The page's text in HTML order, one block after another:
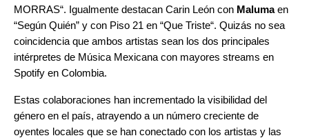
MORRAS“. Igualmente destacan Carin León con Malumaen
“Según Quién” y con Piso 21 en “Que Triste“. Quizás no sea
coincidencia que ambos artistas sean los dos principales
intérpretes de Música Mexicana con mayores streams en
Spotify en Colombia.
Estas colaboraciones han incrementado la visibilidad del
género en el país, atrayendo a un número creciente de
oyentes locales que se han conectado con los artistas y las